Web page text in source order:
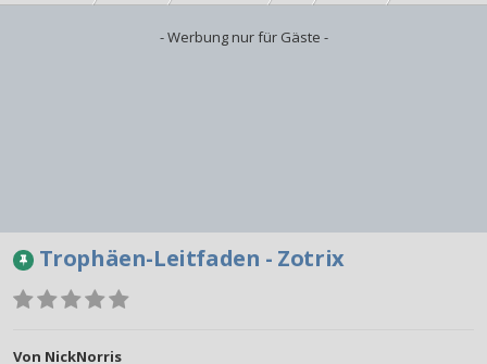
- Werbung nur für Gäste -
Trophäen-Leitfaden - Zotrix
Von NickNorris